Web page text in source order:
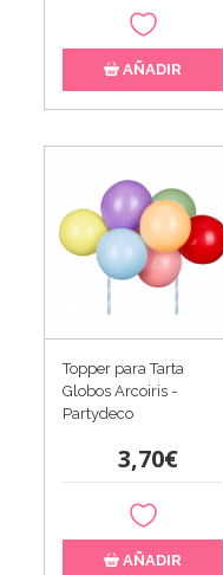
AÑADIR
Topper para Tarta
Globos Arcoiris -
Partydeco
3,70€
AÑADIR